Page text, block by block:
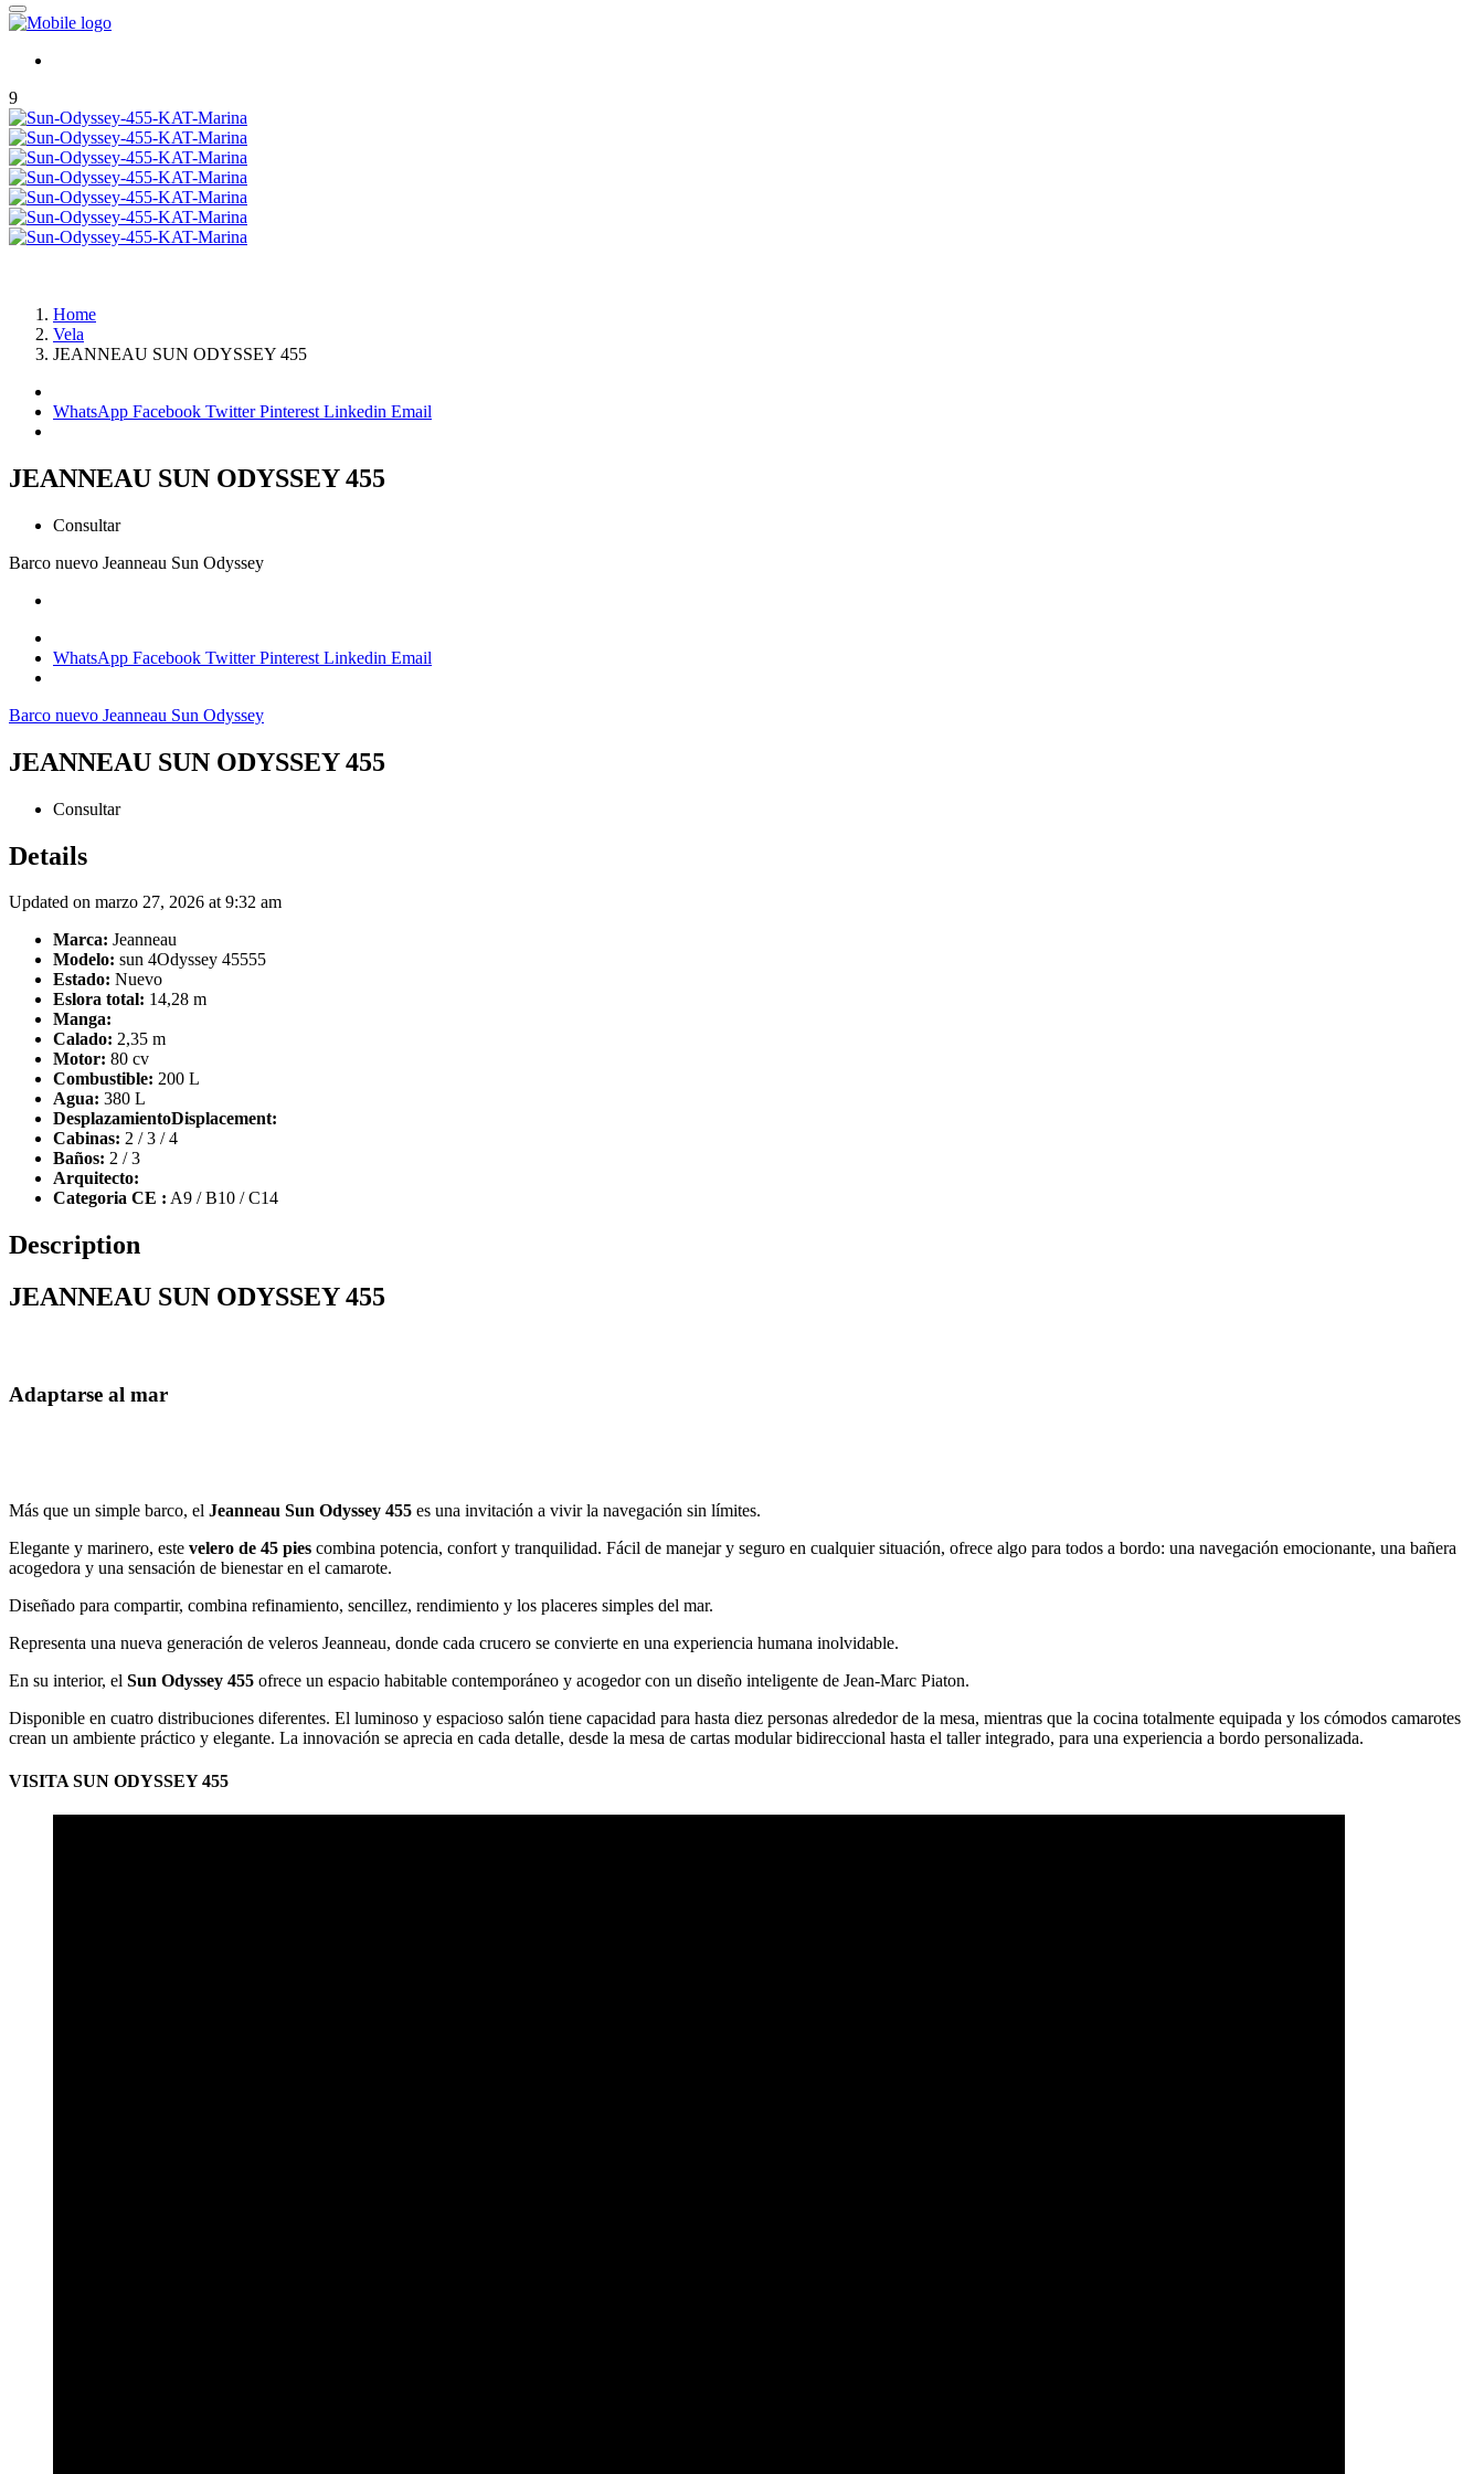
9
Home
Vela
JEANNEAU SUN ODYSSEY 455
WhatsApp Facebook TwitterPinterest Linkedin Email
JEANNEAU SUN ODYSSEY 455
Consultar
Barco nuevo Jeanneau Sun Odyssey
WhatsApp Facebook TwitterPinterest Linkedin Email
Barco nuevo Jeanneau Sun Odyssey
JEANNEAU SUN ODYSSEY 455
Consultar
Details
Updated on marzo 27, 2026 at 9:32 am
Marca: Jeanneau
Modelo: sun 4Odyssey 45555
Estado: Nuevo
Eslora total: 14,28 m
Manga:
Calado: 2,35 m
Motor: 80 cv
Combustible: 200 L
Agua: 380 L
DesplazamientoDisplacement:
Cabinas: 2 / 3 / 4
Baños: 2 / 3
Arquitecto:
Categoria CE : A9 / B10 / C14
Description
JEANNEAU SUN ODYSSEY 455
Adaptarse al mar
Más que un simple barco, el Jeanneau Sun Odyssey 455 es una invitación a vivir la navegación sin límites.
Elegante y marinero, este velero de 45 pies combina potencia, confort y tranquilidad. Fácil de manejar y seguro en cualquier situación, ofrece algo para todos a bordo: una navegación emocionante, una bañera
acogedora y una sensación de bienestar en el camarote.
Diseñado para compartir, combina refinamiento, sencillez, rendimiento y los placeres simples del mar.
Representa una nueva generación de veleros Jeanneau, donde cada crucero se convierte en una experiencia humana inolvidable.
En su interior, el Sun Odyssey 455 ofrece un espacio habitable contemporáneo y acogedor con un diseño inteligente de Jean-Marc Piaton.
Disponible en cuatro distribuciones diferentes. El luminoso y espacioso salón tiene capacidad para hasta diez personas alrededor de la mesa, mientras que la cocina totalmente equipada y los cómodos camarotes
crean un ambiente práctico y elegante. La innovación se aprecia en cada detalle, desde la mesa de cartas modular bidireccional hasta el taller integrado, para una experiencia a bordo personalizada.
VISITA SUN ODYSSEY 455